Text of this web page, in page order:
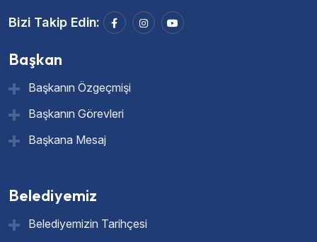
Bizi Takip Edin:
Başkan
Başkanın Özgeçmişi
Başkanın Görevleri
Başkana Mesaj
Belediyemiz
Belediyemizin Tarihçesi